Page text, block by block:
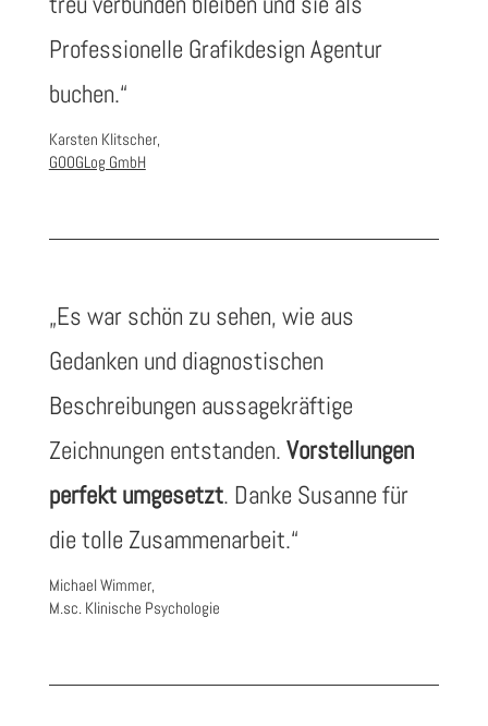
Professionelle Grafikdesign Agentur
buchen.“
Karsten Klitscher,
GOOGLog GmbH
„Es war schön zu sehen, wie aus
Gedanken und diagnostischen
Beschreibungen aussagekräftige
Zeichnungen entstanden. Vorstellungen
perfekt umgesetzt. Danke Susanne für
die tolle Zusammenarbeit.“
Michael Wimmer,
M.sc. Klinische Psychologie